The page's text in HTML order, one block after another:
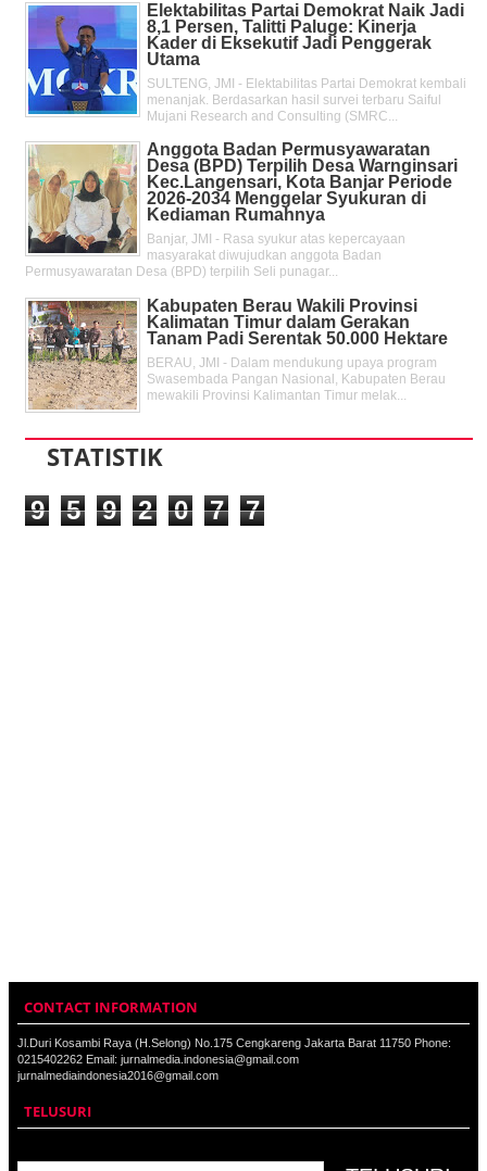
Elektabilitas Partai Demokrat Naik Jadi
8,1 Persen, Talitti Paluge: Kinerja
Kader di Eksekutif Jadi Penggerak
Utama
SULTENG, JMI - Elektabilitas Partai Demokrat kembali
menanjak. Berdasarkan hasil survei terbaru Saiful
Mujani Research and Consulting (SMRC...
Anggota Badan Permusyawaratan
Desa (BPD) Terpilih Desa Warnginsari
Kec.Langensari, Kota Banjar Periode
2026-2034 Menggelar Syukuran di
Kediaman Rumahnya
Banjar, JMI - Rasa syukur atas kepercayaan
masyarakat diwujudkan anggota Badan
Permusyawaratan Desa (BPD) terpilih Seli punagar...
Kabupaten Berau Wakili Provinsi
Kalimatan Timur dalam Gerakan
Tanam Padi Serentak 50.000 Hektare
BERAU, JMI - Dalam mendukung upaya program
Swasembada Pangan Nasional, Kabupaten Berau
mewakili Provinsi Kalimantan Timur melak...
STATISTIK
9 5 9 2 0 7 7
CONTACT INFORMATION
Jl.Duri Kosambi Raya (H.Selong) No.175 Cengkareng Jakarta Barat 11750 Phone:
0215402262 Email: jurnalmedia.indonesia@gmail.com
jurnalmediaindonesia2016@gmail.com
TELUSURI